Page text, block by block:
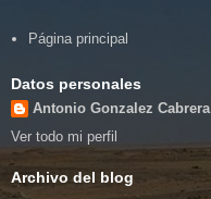
Página principal
Datos personales
Antonio Gonzalez Cabrera
Ver todo mi perfil
Archivo del blog